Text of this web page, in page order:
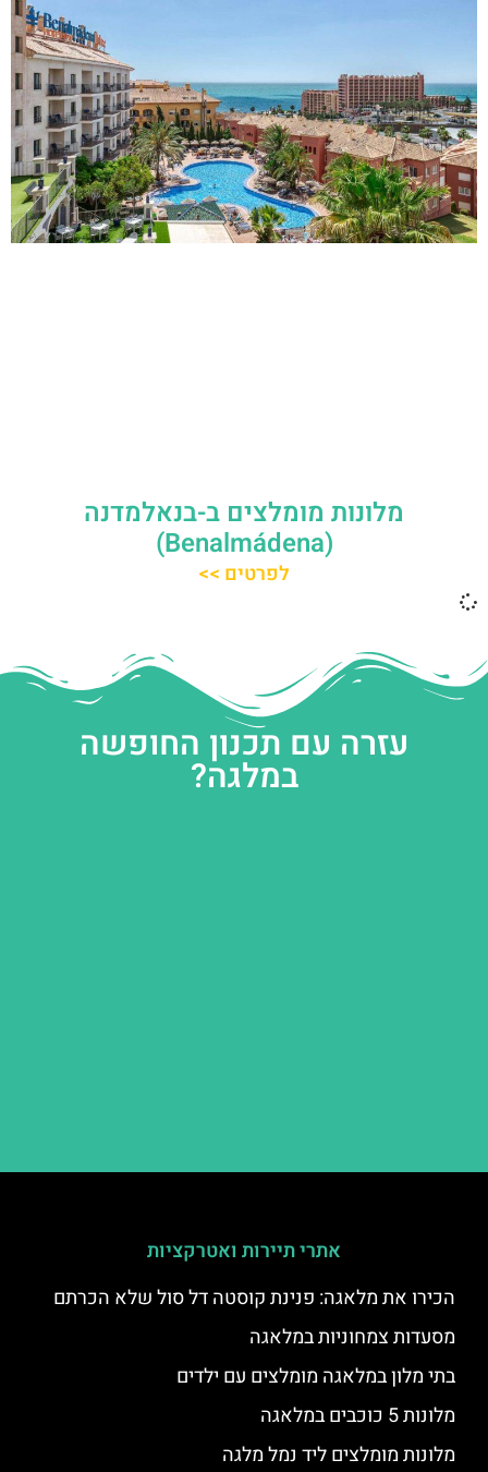
מלונות מומלצים ב-בנאלמדנה
(Benalmádena)
לפרטים >>
עזרה עם תכנון החופשה
במלגה?
אתרי תיירות ואטרקציות
הכירו את מלאגה: פנינת קוסטה דל סול שלא הכרתם
מסעדות צמחוניות במלאגה
בתי מלון במלאגה מומלצים עם ילדים
מלונות 5 כוכבים במלאגה
מלונות מומלצים ליד נמל מלגה